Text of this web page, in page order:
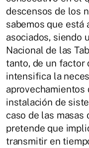
descensos de los
sabemos que está
asociados, siendo
Nacional de las
tanto, de un factor
intensifica la
aprovechamientos
instalación de
caso de las masas
pretende que
transmitir en